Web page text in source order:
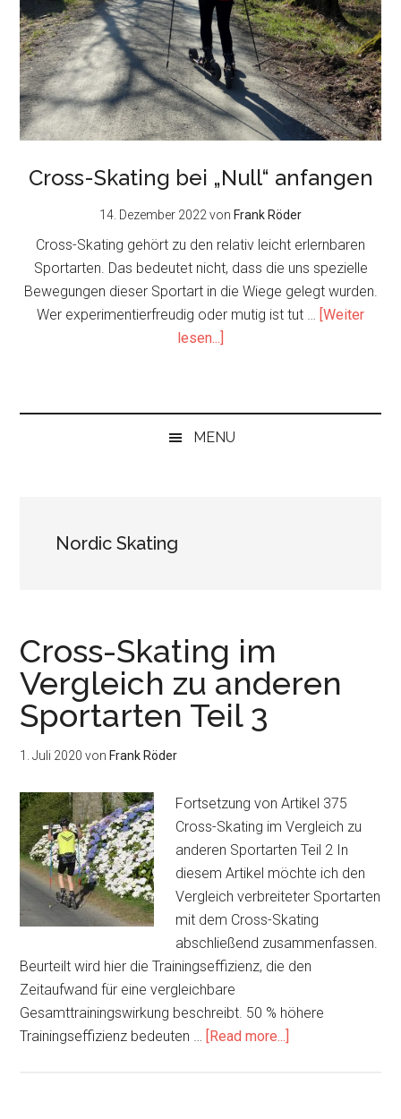
Cross-Skating bei „Null“ anfangen
14. Dezember 2022von Frank Röder
Cross-Skating gehört zu den relativ leicht erlernbaren
Sportarten. Das bedeutet nicht, dass die uns spezielle
Bewegungen dieser Sportart in die Wiege gelegt wurden.
Wer experimentierfreudig oder mutig ist tut … [Weiter
lesen...]
„Null“
MENU
Nordic Skating
Cross-Skating im
Vergleich zu anderen
Sportarten Teil 3
1. Juli 2020 von Frank Röder
Fortsetzung von Artikel 375
Cross-Skating im Vergleich zu
anderen Sportarten Teil 2 In
diesem Artikel möchte ich den
Vergleich verbreiteter Sportarten
mit dem Cross-Skating
abschließend zusammenfassen.
Beurteilt wird hier die Trainingseffizienz, die den
Zeitaufwand für eine vergleichbare
Gesamttrainingswirkung beschreibt. 50 % höhere
Trainingseffizienz bedeuten …
[Read more...]